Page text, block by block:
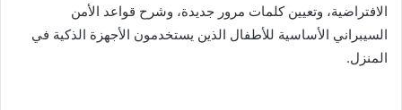
الافتراضية، وتعيين كلمات مرور جديدة، وشرح قواعد الأمن
السيبراني الأساسية للأطفال الذين يستخدمون الأجهزة الذكية في
المنزل.